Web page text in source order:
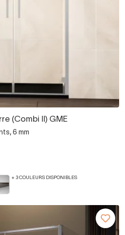
(Combi II) GME
6 mm
+ 3 COULEURS DISPONIBLES